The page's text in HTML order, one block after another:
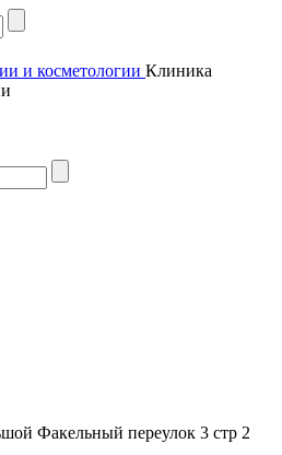
Клиника
Факельный переулок 3 стр 2